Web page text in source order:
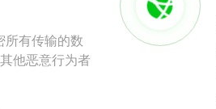
有传输的数
他恶意行为者